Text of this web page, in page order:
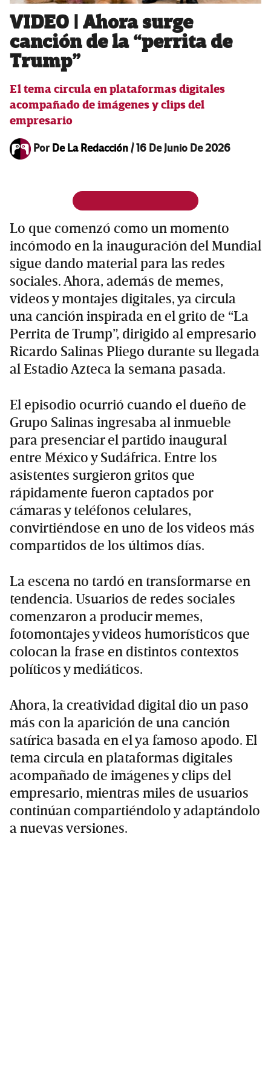
VIDEO | Ahora surge
canción de la “perrita de
Trump”
El tema circula en plataformas digitales
acompañado de imágenes y clips del
empresario
PorDe La Redacción/16 De Junio De 2026
Lo que comenzó como un momento
incómodo en la inauguración del Mundial
sigue dando material para las redes
sociales. Ahora, además de memes,
videos y montajes digitales, ya circula
una canción inspirada en el grito de “La
Perrita de Trump”, dirigido al empresario
Ricardo Salinas Pliego durante su llegada
al Estadio Azteca la semana pasada.
El episodio ocurrió cuando el dueño de
Grupo Salinas ingresaba al inmueble
para presenciar el partido inaugural
entre México y Sudáfrica. Entre los
asistentes surgieron gritos que
rápidamente fueron captados por
cámaras y teléfonos celulares,
convirtiéndose en uno de los videos más
compartidos de los últimos días.
La escena no tardó en transformarse en
tendencia. Usuarios de redes sociales
comenzaron a producir memes,
fotomontajes y videos humorísticos que
colocan la frase en distintos contextos
políticos y mediáticos.
Ahora, la creatividad digital dio un paso
más con la aparición de una canción
satírica basada en el ya famoso apodo. El
tema circula en plataformas digitales
acompañado de imágenes y clips del
empresario, mientras miles de usuarios
continúan compartiéndolo y adaptándolo
a nuevas versiones.